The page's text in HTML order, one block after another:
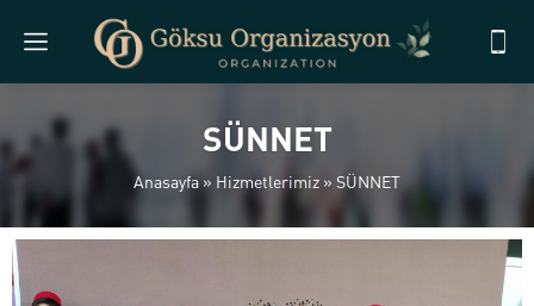
SÜNNET
Anasayfa» Hizmetlerimiz » SÜNNET